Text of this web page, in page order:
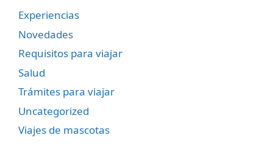
Experiencias
Novedades
Requisitos para viajar
Salud
Trámites para viajar
Uncategorized
Viajes de mascotas